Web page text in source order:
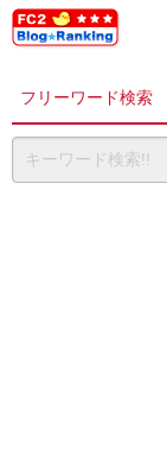
フリーワード検索